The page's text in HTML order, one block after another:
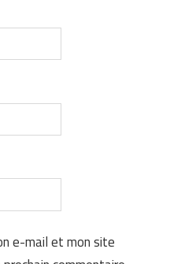
e-mail et mon site